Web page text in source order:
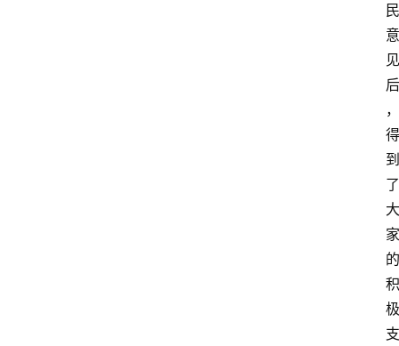
民
意
见
后
，
得
到
了
大
家
的
积
极
支